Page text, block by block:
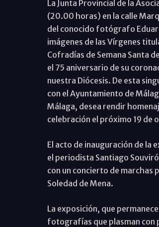
La Junta Provincial de la
(20.00 horas) en la calle
del conocido fotógrafo
imágenes de las Vírgenes
Cofradías de Semana Santa
el 75 aniversario de su
nuestra Diócesis. De esta
con el Ayuntamiento de
Málaga, desea rendir
celebración el próximo 19 de
El acto de inauguración de la
el periodista Santiago
con un concierto de marchas
Soledad de Mena.
La exposición, que
fotografías que plasman con